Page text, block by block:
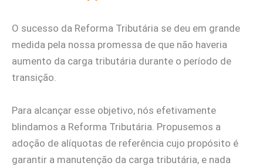
O sucesso da Reforma Tributária se deu em grande
medida pela nossa promessa de que não haveria
aumento da carga tributária durante o período de
transição.
Para alcançar esse objetivo, nós efetivamente
blindamos a Reforma Tributária. Propusemos a
adoção de alíquotas de referência cujo propósito é
garantir a manutenção da carga tributária, e nada